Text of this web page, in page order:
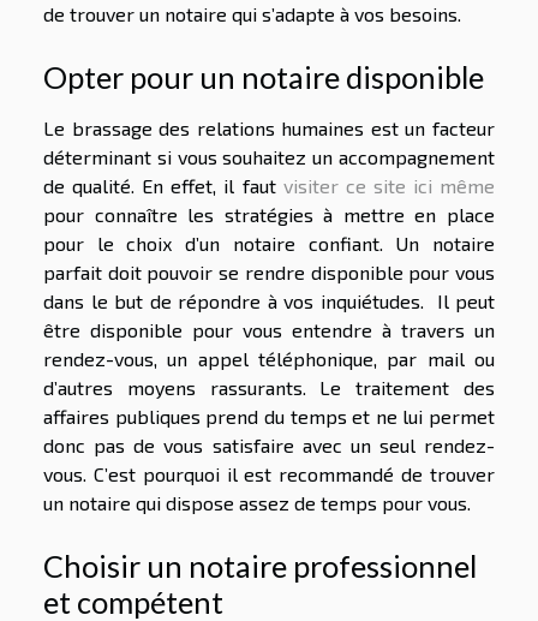
de trouver un notaire qui s’adapte à vos besoins.
Opter pour un notaire disponible
Le brassage des relations humaines est un facteur
déterminant si vous souhaitez un accompagnement
de qualité. En effet, il faut visiter ce site ici même
pour connaître les stratégies à mettre en place
pour le choix d’un notaire confiant. Un notaire
parfait doit pouvoir se rendre disponible pour vous
dans le but de répondre à vos inquiétudes. Il peut
être disponible pour vous entendre à travers un
rendez-vous, un appel téléphonique, par mail ou
d’autres moyens rassurants. Le traitement des
affaires publiques prend du temps et ne lui permet
donc pas de vous satisfaire avec un seul rendez-
vous. C’est pourquoi il est recommandé de trouver
un notaire qui dispose assez de temps pour vous.
Choisir un notaire professionnel
et compétent